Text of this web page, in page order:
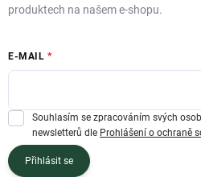
produktech na našem e-shopu.
E-MAIL
Souhlasím se zpracováním svých
newsletterů dle Prohlášení o ochraně
Přihlásit se